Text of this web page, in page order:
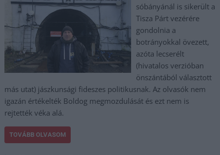
sóbányánál is sikerült a
Tisza Párt vezérére
gondolnia a
botrányokkal övezett,
azóta lecserélt
(hivatalos verzióban
önszántából választott
más utat) jászkunsági fideszes politikusnak. Az olvasók nem
igazán értékelték Boldog megmozdulását és ezt nem is
rejtették véka alá.
TOVÁBB OLVASOM